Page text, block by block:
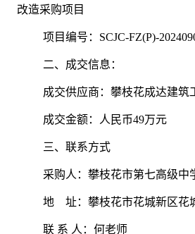
改造采购项目
项目编号： SCJC-FZ(P)-
二、成交信息：
成交供应商：攀枝花成达建筑
成交金额：人民币49万元
三、联系方式
采购人：攀枝花市第七高级中
地 址：攀枝花市花城新区花
联 系 人：何老师